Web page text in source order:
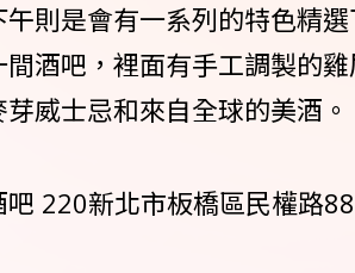
則是會有一系列的特色精
酒吧，裡面有手工調製的
威士忌和來自全球的美酒。
吧 220新北市板橋區民權路